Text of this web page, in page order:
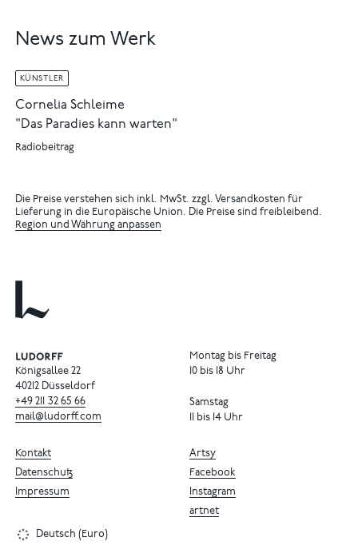
News zum Werk
KÜNSTLER
Cornelia Schleime
"Das Paradies kann warten"
Radiobeitrag
Die Preise verstehen sich inkl. MwSt. zzgl. Versandkosten für
Lieferung in die Europäische Union. Die Preise sind freibleibend.
Region und Währung anpassen
Königsallee 22
40212 Düsseldorf
+49 211 32 65 66
mail@ludorff.com
Montag bis Freitag
10 bis 18 Uhr
Samstag
11 bis 14 Uhr
Artsy
Facebook
Instagram
artnet
Kontakt
Datenschutz
Impressum
Deutsch (Euro)